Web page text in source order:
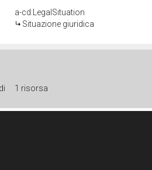
a-cd:LegalSituation
Situazione giuridica
di 1 risorsa